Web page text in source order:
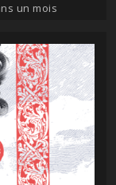
un mois